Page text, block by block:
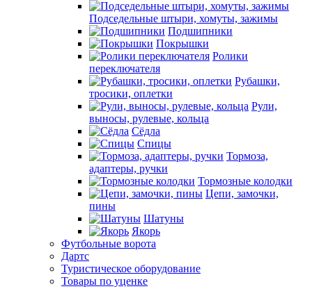
Подседельные штыри, хомуты, зажимы
Подшипники
Покрышки
Ролики
переключателя
Рубашки,
тросики, оплетки
Рули,
выносы, рулевые, кольца
Сёдла
Спицы
Тормоза,
адаптеры, ручки
Тормозные колодки
Цепи, замочки,
пины
Шатуны
Якорь
Футбольные ворота
Дартс
Туристическое оборудование
Товары по уценке